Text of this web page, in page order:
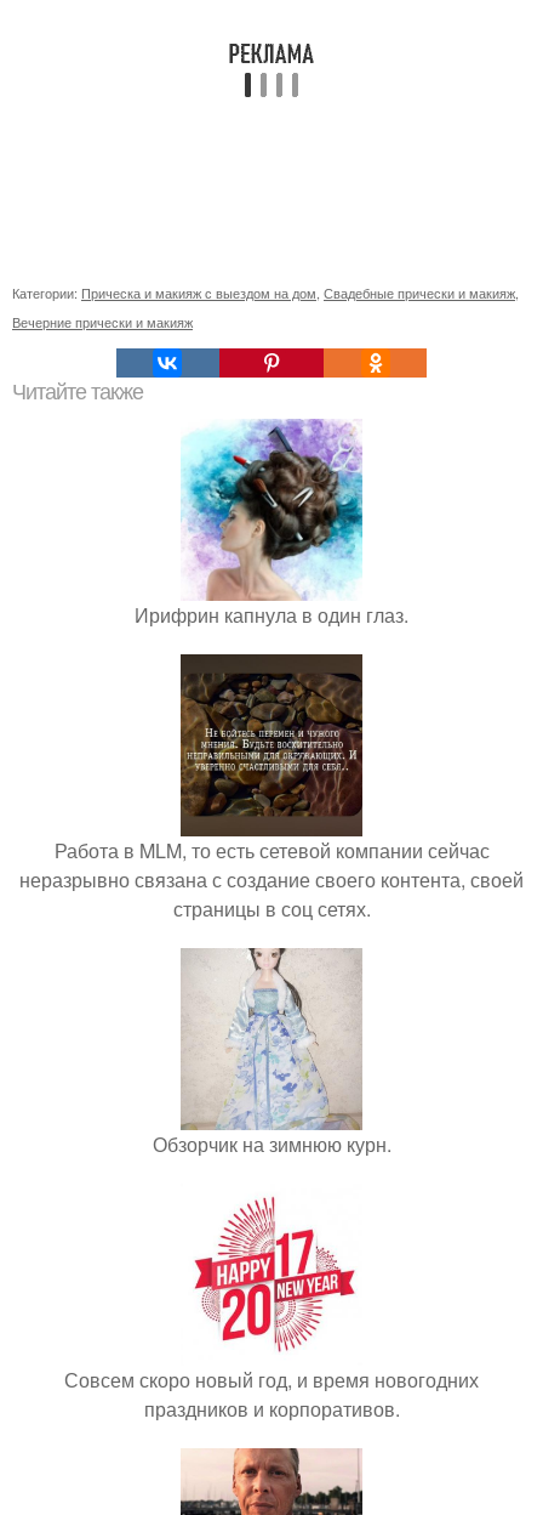
Категории: Прическа и макияж с выездом на дом Свадебные прически и макияж
Вечерние прически и макияж
Читайте также
Ирифрин капнула в один глаз.
Работа в MLM, то есть сетевой компании сейчас
неразрывно связана с создание своего контента, своей
страницы в соц сетях.
Обзорчик на зимнюю курн.
Совсем скоро новый год, и время новогодних
праздников и корпоративов.